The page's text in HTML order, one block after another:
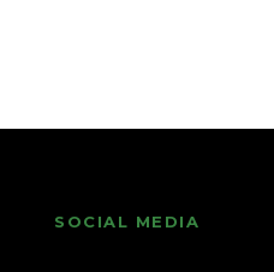
SOCIAL MEDIA